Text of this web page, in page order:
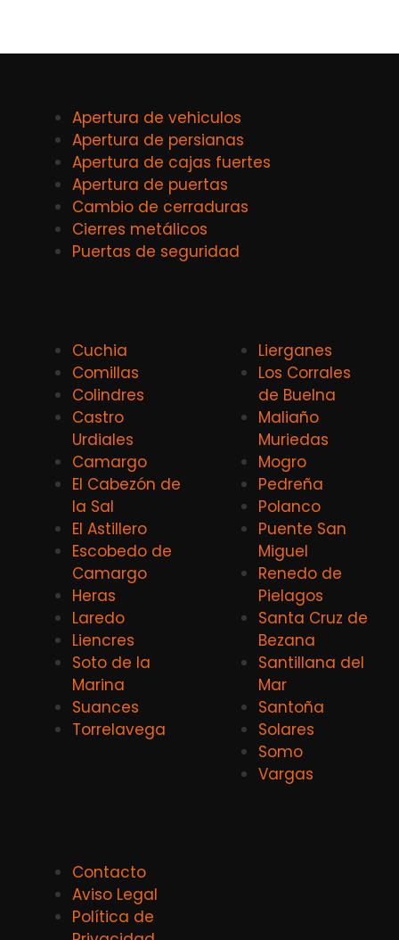
Apertura de vehiculos
Apertura de persianas
Apertura de cajas fuertes
Apertura de puertas
Cambio de cerraduras
Cierres metálicos
Puertas de seguridad
Cuchia
Comillas
Colindres
Castro
Urdiales
Camargo
El Cabezón de
la Sal
El Astillero
Escobedo de
Camargo
Heras
Laredo
Liencres
Soto de la
Marina
Suances
Torrelavega
Lierganes
Los Corrales
de Buelna
Maliaño
Muriedas
Mogro
Pedreña
Polanco
Puente San
Miguel
Renedo de
Pielagos
Santa Cruz de
Bezana
Santillana del
Mar
Santoña
Solares
Somo
Vargas
Contacto
Aviso Legal
Política de